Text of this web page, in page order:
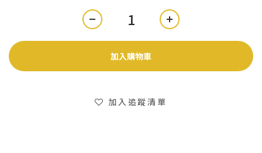
加入購物車
加入追蹤清單